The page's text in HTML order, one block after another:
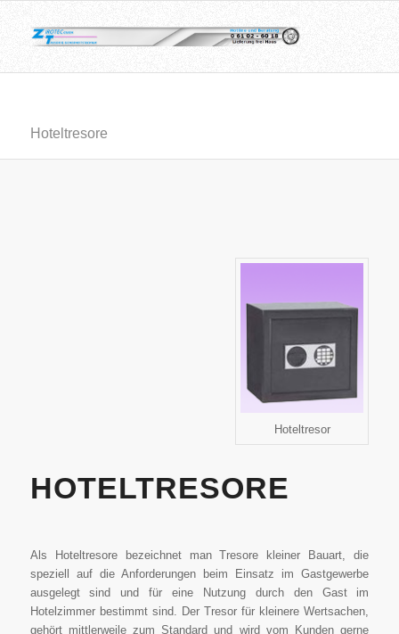
Hoteltresore
Hoteltresor
HOTELTRESORE
Als Hoteltresore bezeichnet man Tresore kleiner Bauart, die
speziell auf die Anforderungen beim Einsatz im Gastgewerbe
ausgelegt sind und für eine Nutzung durch den Gast im
Hotelzimmer bestimmt sind. Der Tresor für kleinere Wertsachen,
gehört mittlerweile zum Standard und wird vom Kunden gerne